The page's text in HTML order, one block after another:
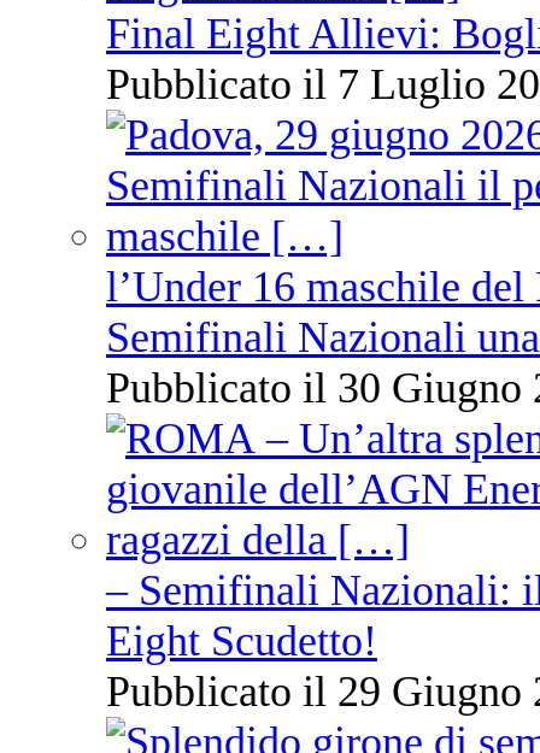
Final Eight Allievi:
Pubblicato il 7 Luglio
l’Under 16 maschile
Semifinali Nazionali
Pubblicato il 30 Giugno
– Semifinali Nazionali:
Eight Scudetto!
Pubblicato il 29 Giugno